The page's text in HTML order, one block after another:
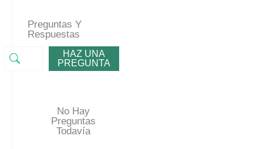
Preguntas Y
Respuestas
HAZ UNA
PREGUNTA
No Hay
Preguntas
Todavía